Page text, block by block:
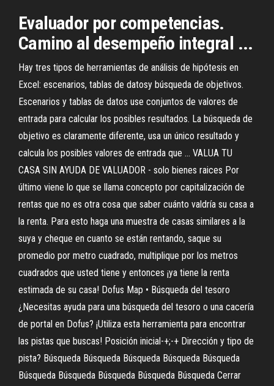
Evaluador por competencias.
Camino al desempeño integral ...
Hay tres tipos de herramientas de análisis de hipótesis en
Excel: escenarios, tablas de datosy búsqueda de objetivos.
Escenarios y tablas de datos use conjuntos de valores de
entrada para calcular los posibles resultados. La búsqueda de
objetivo es claramente diferente, usa un único resultado y
calcula los posibles valores de entrada que ... VALUA TU
CASA SIN AYUDA DE VALUADOR - solo bienes raices Por
último viene lo que se llama concepto por capitalización de
rentas que no es otra cosa que saber cuánto valdría su casa a
la renta. Para esto haga una muestra de casas similares a la
suya y cheque en cuanto se están rentando, saque su
promedio por metro cuadrado, multiplique por los metros
cuadrados que usted tiene y entonces ¡ya tiene la renta
estimada de su casa! Dofus Map • Búsqueda del tesoro
¿Necesitas ayuda para una búsqueda del tesoro o una cacería
de portal en Dofus? ¡Utiliza esta herramienta para encontrar
las pistas que buscas! Posición inicial-+;-+ Dirección y tipo de
pista? Búsqueda Búsqueda Búsqueda Búsqueda Búsqueda
Búsqueda Búsqueda Búsqueda Búsqueda Búsqueda Cerrar